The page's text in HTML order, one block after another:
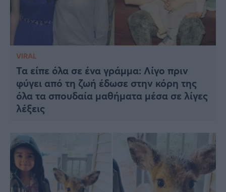
VIRAL
Τα είπε όλα σε ένα γράμμα: Λίγο πριν
φύγει από τη ζωή έδωσε στην κόρη της
όλα τα σπουδαία μαθήματα μέσα σε λίγες
λέξεις